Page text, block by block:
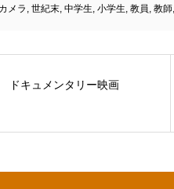
メラ , 世紀末, 中学生, 小学生, 教員, 教師,
ドキュメンタリー映画